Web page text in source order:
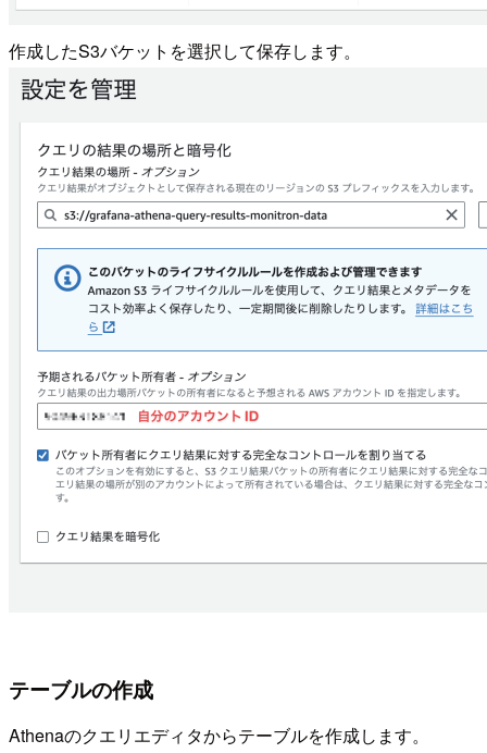
作成したS3バケットを選択して保存します。
テーブルの作成
Athenaのクエリエディタからテーブルを作成します。